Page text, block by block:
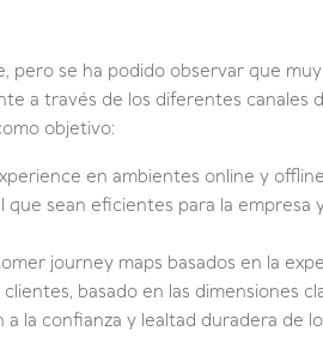
pero se ha podido observar que
a través de los diferentes canales
objetivo:
en ambientes online y
que sean eficientes para la empresa
journey maps basados en la
basado en las dimensiones
la confianza y lealtad duradera de